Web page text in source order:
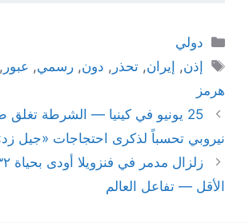
التصنيفات
دولي
الوسوم
إذن, إيران,تحذر , دون,رسمي, عبور ,
هرمز
25 يونيو في كينيا — الشرطة
نيروبي تحسباً لذكرى احتجاجات «جيل
الأقل — تفاعل العالم